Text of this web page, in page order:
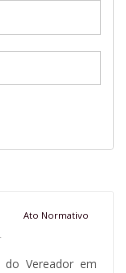
Ato Normativo
Vereador em